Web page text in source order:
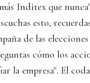
Inditex que
esto,
de las
cómo los
la empresa". El